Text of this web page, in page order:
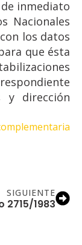
inmediato
Nacionales
los datos
que ésta
y dirección
SIGUIENTE
2715/1983